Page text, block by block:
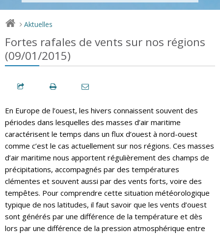
> Aktuelles
Fortes rafales de vents sur nos régions
(09/01/2015)
En Europe de l’ouest, les hivers connaissent souvent des
périodes dans lesquelles des masses d’air maritime
caractérisent le temps dans un flux d’ouest à nord-ouest
comme c’est le cas actuellement sur nos régions. Ces masses
d’air maritime nous apportent régulièrement des champs de
précipitations, accompagnés par des températures
clémentes et souvent aussi par des vents forts, voire des
tempêtes. Pour comprendre cette situation météorologique
typique de nos latitudes, il faut savoir que les vents d’ouest
sont générés par une différence de la température et dès
lors par une différence de la pression atmosphérique entre